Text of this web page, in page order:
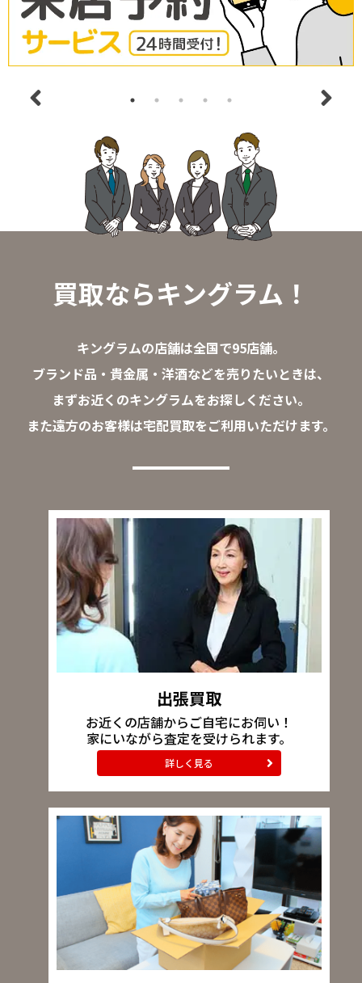
買取ならキングラム！
キングラムの店舗は全国で95店舗。
ブランド品・貴金属・洋酒などを売りたいときは、
まずお近くのキングラムをお探しください。
また遠方のお客様は宅配買取をご利用いただけます。
出張買取
お近くの店舗からご自宅にお伺い！
家にいながら査定を受けられます。
詳しく見る